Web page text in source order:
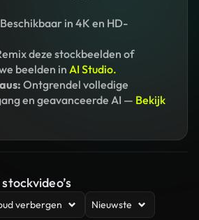
Beschikbaar in 4K en HD-
deze stockbeelden of
beelden in AI Studio.
Ontgrendel volledige
en geavanceerde AI — Bekijk
verbergen Nieuwste